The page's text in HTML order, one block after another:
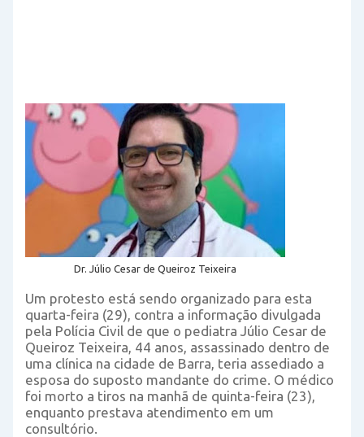
Dr. Júlio Cesar de Queiroz Teixeira
Um protesto está sendo organizado para esta
quarta-feira (29), contra a informação divulgada
pela Polícia Civil de que o pediatra Júlio Cesar de
Queiroz Teixeira, 44 anos, assassinado dentro de
uma clínica na cidade de Barra, teria assediado a
esposa do suposto mandante do crime. O médico
foi morto a tiros na manhã de quinta-feira (23),
enquanto prestava atendimento em um
consultório.